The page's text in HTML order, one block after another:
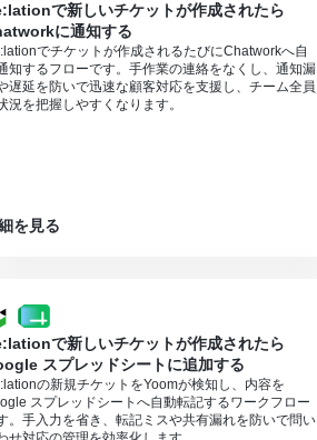
で新しいチケットが作成されたら
に通知する
でチケットが作成されるたびにChatworkへ自
知するフローです。手作業の連絡をなくし、通知漏
遅延を防いで迅速な顧客対応を支援し、チーム全員
況を把握しやすくなります。
を見る
で新しいチケットが作成されたら
スプレッドシートに追加する
の新規チケットをYoomが検知し、内容を
スプレッドシートへ自動転記するワークフロー
。手入力を省き、転記ミスや共有漏れを防いで問い